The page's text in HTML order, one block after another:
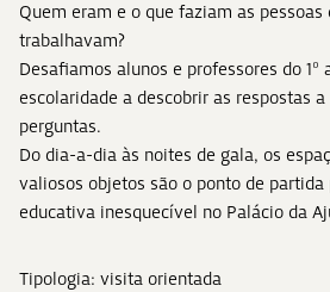
Quem eram e o que faziam as
trabalhavam?
Desafiamos alunos e professores do 1º
escolaridade a descobrir as respostas
perguntas.
Do dia-a-dia às noites de gala, os
valiosos objetos são o ponto de
educativa inesquecível no Palácio da
Tipologia: visita orientada